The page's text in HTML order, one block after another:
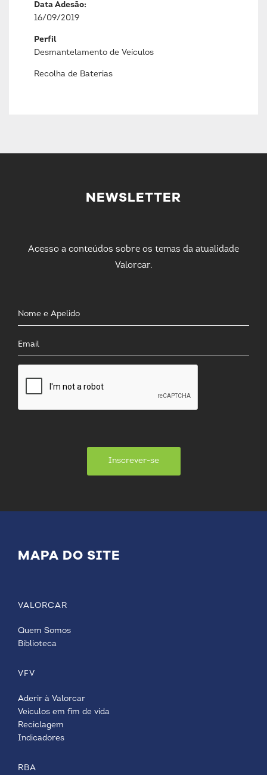
Data Adesão:
16/09/2019
Perfil
Desmantelamento de Veículos
Recolha de Baterias
NEWSLETTER
Acesso a conteúdos sobre os temas da atualidade
Valorcar.
Inscrever-se
MAPA DO SITE
VALORCAR
Quem Somos
Biblioteca
VFV
Aderir à Valorcar
Veículos em fim de vida
Reciclagem
Indicadores
RBA